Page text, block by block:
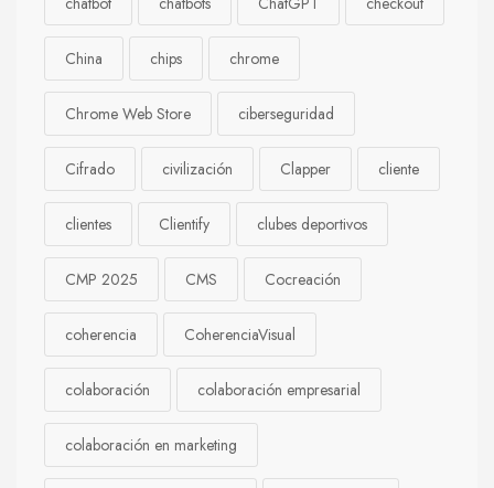
China chips chrome
Chrome Web Store ciberseguridad
Cifrado civilización Clapper cliente
clientes Clientify clubes deportivos
CMP 2025 CMS Cocreación
coherencia CoherenciaVisual
colaboración colaboración empresarial
colaboración en marketing